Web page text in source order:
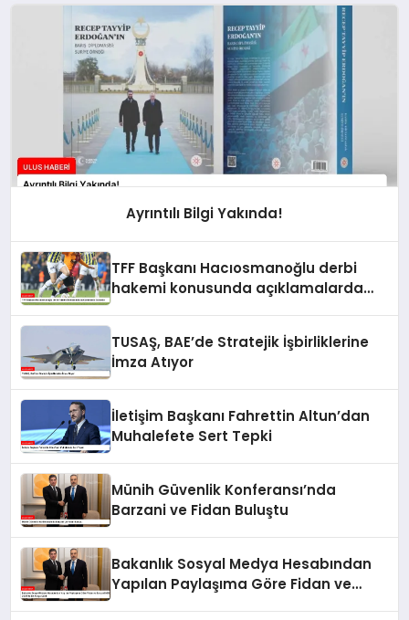
Ayrıntılı Bilgi Yakında!
TFF Başkanı Hacıosmanoğlu derbi
hakemi konusunda açıklamalarda
TUSAŞ, BAE’de Stratejik İşbirliklerine
İmza Atıyor
İletişim Başkanı Fahrettin Altun’dan
Muhalefete Sert Tepki
Münih Güvenlik Konferansı’nda
Barzani ve Fidan Buluştu
Bakanlık Sosyal Medya Hesabından
Yapılan Paylaşıma Göre Fidan ve